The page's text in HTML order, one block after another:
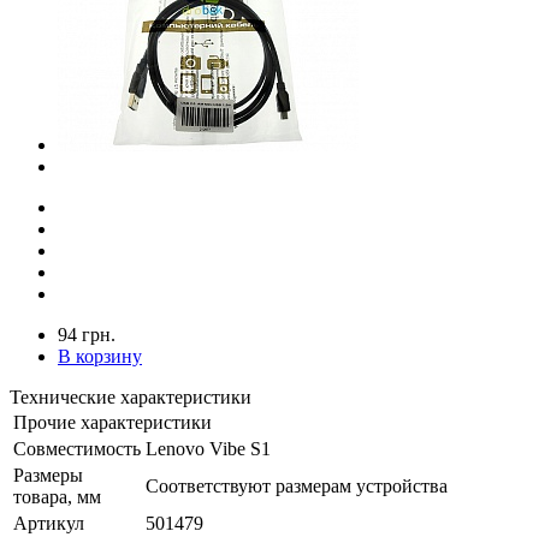
94 грн.
В корзину
Технические характеристики
Прочие характеристики
Совместимость Lenovo Vibe S1
Размеры
товара, мм
Соответствуют размерам устройства
Артикул
501479